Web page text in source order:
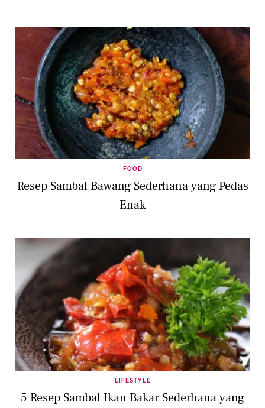
FOOD
Resep Sambal Bawang Sederhana yang Pedas
Enak
LIFESTYLE
5 Resep Sambal Ikan Bakar Sederhana yang